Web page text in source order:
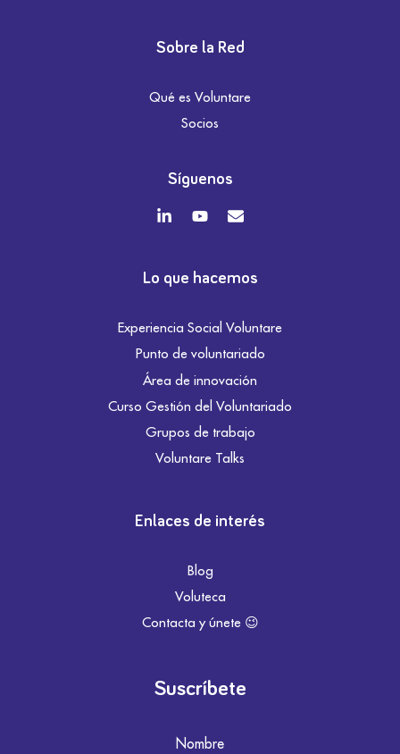
Sobre la Red
Qué es Voluntare
Socios
Síguenos
Lo que hacemos
Experiencia Social Voluntare
Punto de voluntariado
Área de innovación
Curso Gestión del Voluntariado
Grupos de trabajo
Voluntare Talks
Enlaces de interés
Blog
Voluteca
Contacta y únete 😉
Suscríbete
Nombre